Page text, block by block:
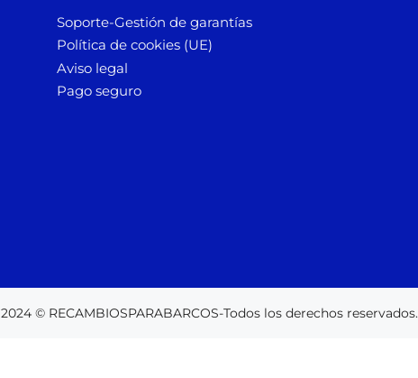
Soporte-Gestión de garantías
Política de cookies (UE)
Aviso legal
Pago seguro
2024 © RECAMBIOSPARABARCOS-Todos los derechos reservados.